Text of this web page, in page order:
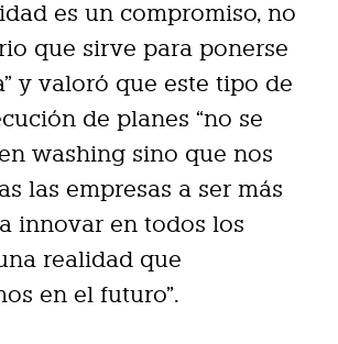
es un compromiso, no
que sirve para ponerse
y valoró que este tipo de
de planes “no se
washing sino que nos
las empresas a ser más
innovar en todos los
realidad que
en el futuro”.